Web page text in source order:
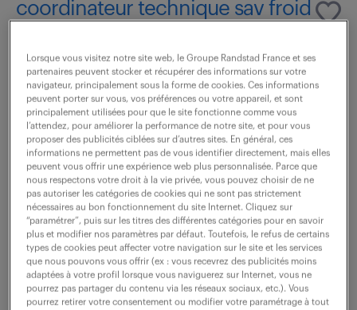
coordinateur technique sav froid
6 août 2026
Antony (92)
CDI
38 000 - 45 000 € / an
Référent technique vous pilotez l'installation, la mise
en service, la maintenance et le SAV sur tout le
territoire. Ce poste stratégique, au cœur de la
croissance, est un véritable tremplin :...
voir l'offre
Lorsque vous visitez notre site web, le Groupe Randstad France et ses
partenaires peuvent stocker et récupérer des informations sur votre
navigateur, principalement sous la forme de cookies. Ces informations
peuvent porter sur vous, vos préférences ou votre appareil, et sont
principalement utilisées pour que le site fonctionne comme vous
l’attendez, pour améliorer la performance de notre site, et pour vous
proposer des publicités ciblées sur d’autres sites. En général, ces
informations ne permettent pas de vous identifier directement, mais elles
peuvent vous offrir une expérience web plus personnalisée. Parce que
nous respectons votre droit à la vie privée, vous pouvez choisir de ne
pas autoriser les catégories de cookies qui ne sont pas strictement
nécessaires au bon fonctionnement du site Internet. Cliquez sur
“paramétrer”, puis sur les titres des différentes catégories pour en savoir
plus et modifier nos paramètres par défaut. Toutefois, le refus de certains
types de cookies peut affecter votre navigation sur le site et les services
que nous pouvons vous offrir (ex : vous recevrez des publicités moins
adaptées à votre profil lorsque vous naviguerez sur Internet, vous ne
pourrez pas partager du contenu via les réseaux sociaux, etc.). Vous
pourrez retirer votre consentement ou modifier votre paramétrage à tout